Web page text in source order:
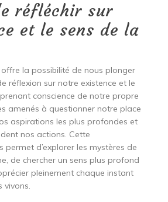
réfléchir sur
et le sens de la
offre la possibilité de nous plonger
réflexion sur notre existence et le
conscience de notre propre
amenés à questionner notre place
aspirations les plus profondes et
nos actions. Cette
permet d’explorer les mystères de
de chercher un sens plus profond
pleinement chaque instant
vivons.